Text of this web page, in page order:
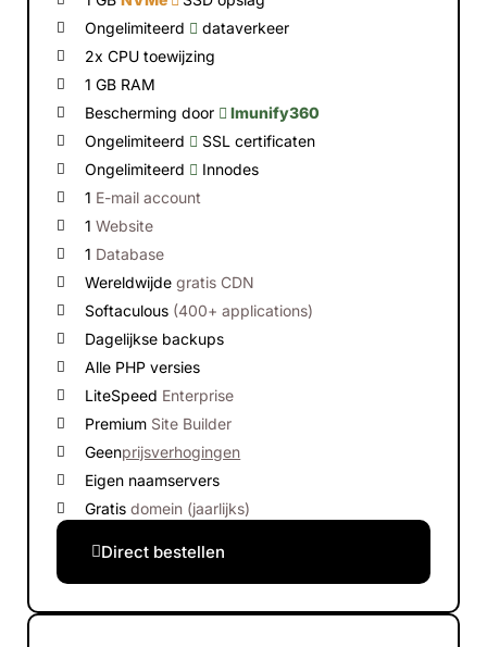
Ongelimiteerd
dataverkeer
2x CPU toewijzing
1 GB RAM
Bescherming door
Imunify360
Ongelimiteerd
SSL certificaten
Ongelimiteerd
Innodes
1 E-mail account
1Website
1 Database
Wereldwijdegratis CDN
Softaculous (400+ applications)
Dagelijkse backups
Alle PHP versies
LiteSpeed Enterprise
Premium Site Builder
Geenprijsverhogingen
Eigen naamservers
Gratisdomein (jaarlijks)
Direct bestellen